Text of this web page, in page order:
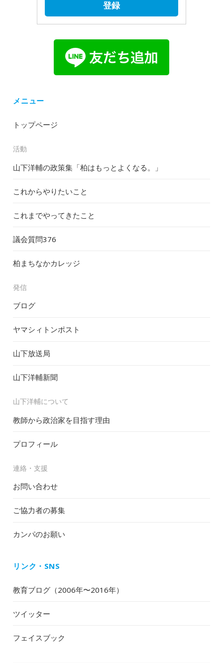
登録
メニュー
トップページ
活動
山下洋輔の政策集「柏はもっとよくなる。」
これからやりたいこと
これまでやってきたこと
議会質問376
柏まちなかカレッジ
発信
ブログ
ヤマシィトンポスト
山下放送局
山下洋輔新聞
山下洋輔について
教師から政治家を目指す理由
プロフィール
連絡・支援
お問い合わせ
ご協力者の募集
カンパのお願い
リンク・SNS
教育ブログ（2006年〜2016年）
ツイッター
フェイスブック